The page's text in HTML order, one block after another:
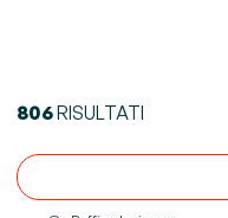
806RISULTATI